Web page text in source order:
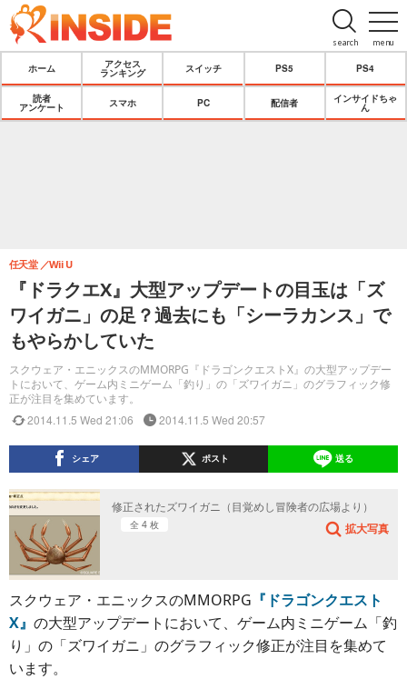
menu
search
ホーム
アクセス
ランキング
スイッチ PS5 PS4
読者
アンケート
スマホ PC 配信者
インサイドちゃ
ん
『ドラクエX』大型アップデートの目玉は「ズ
ワイガニ」の足？過去にも「シーラカンス」で
もやらかしていた
スクウェア・エニックスのMMORPG『ドラゴンクエストX』の大型アップデー
トにおいて、ゲーム内ミニゲーム「釣り」の「ズワイガニ」のグラフィック修
正が注目を集めています。
任天堂 Wii U
2014.11.5 Wed 21:06 2014.11.5 Wed 20:57
シェア ポスト 送る
修正されたズワイガニ（目覚めし冒険者の広場より）
全 4 枚 拡大写真
スクウェア・エニックスのMMORPG 『ドラゴンクエスト
X』 の大型アップデートにおいて、ゲーム内ミニゲーム「釣
り」の「ズワイガニ」のグラフィック修正が注目を集めて
います。